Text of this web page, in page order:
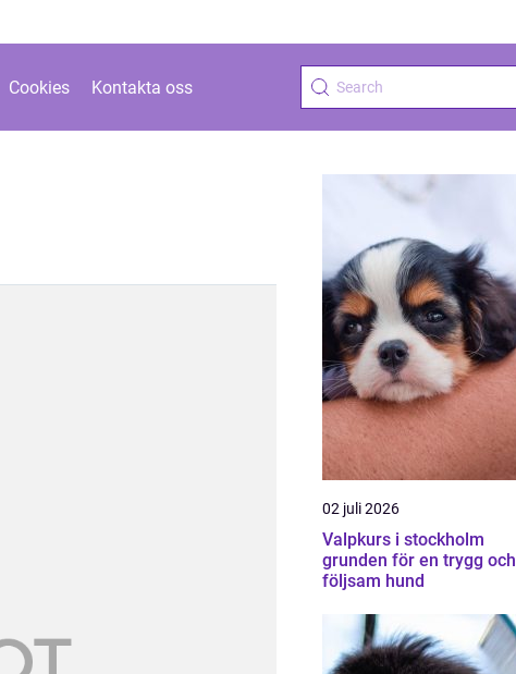
Cookies Kontakta oss
02 juli 2026
Valpkurs i stockholm
grunden för en trygg och
följsam hund